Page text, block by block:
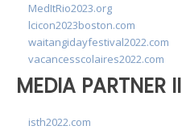
MedItRio2023.org
lcicon2023boston.com
waitangidayfestival2022.com
vacancesscolaires2022.com
MEDIA PARTNER II
isth2022.com